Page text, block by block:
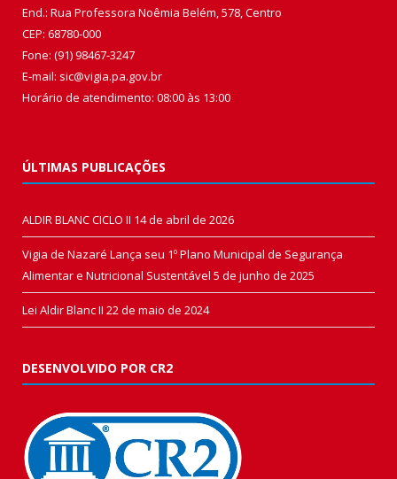
End.: Rua Professora Noêmia Belém, 578, Centro
CEP: 68780-000
Fone: (91) 98467-3247
E-mail: sic@vigia.pa.gov.br
Horário de atendimento: 08:00 às 13:00
ÚLTIMAS PUBLICAÇÕES
ALDIR BLANC CICLO II 14 de abril de 2026
Vigia de Nazaré Lança seu 1º Plano Municipal de Segurança
Alimentar e Nutricional Sustentável 5 de junho de 2025
Lei Aldir Blanc II 22 de maio de 2024
DESENVOLVIDO POR CR2